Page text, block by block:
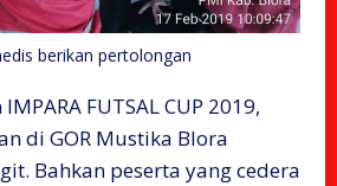
berikan pertolongan
FUTSAL CUP 2019,
di GOR Mustika Blora
Bahkan peserta yang cedera